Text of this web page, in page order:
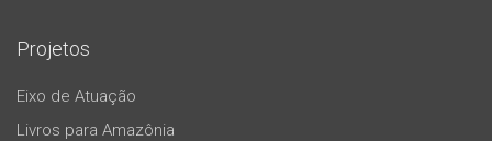
Projetos
Eixo de Atuação
Livros para Amazônia